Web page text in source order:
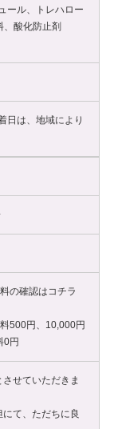
ール、トレハロー
、酸化防止剤
日は、地域により
の確認はコチラ
500円、10,000円
0円
せていただきま
て、ただちに良